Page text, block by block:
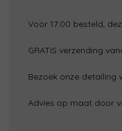
Finish
Watervlek
500ml
Voor 17:00 besteld,
GRATIS verzending
Bezoek onze detailing
Advies op maat door